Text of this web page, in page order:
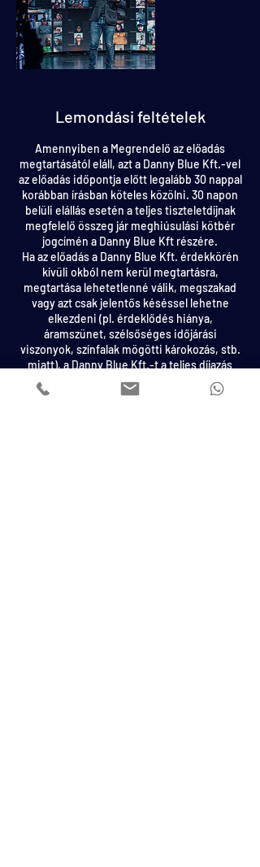
Lemondási feltételek
Amennyiben a Megrendelő az előadás
megtartásától eláll, azt a Danny Blue Kft.-vel
az előadás időpontja előtt legalább 30 nappal
korábban írásban köteles közölni. 30 napon
belüli elállás esetén a teljes tiszteletdíjnak
megfelelő összeg jár meghiúsulási kötbér
jogcímén a Danny Blue Kft részére.
Ha az előadás a Danny Blue Kft. érdekkörén
kívüli okból nem kerül megtartásra,
megtartása lehetetlenné válik, megszakad
vagy azt csak jelentős késéssel lehetne
elkezdeni (pl. érdeklődés hiánya,
áramszünet, szélsőséges időjárási
viszonyok, színfalak mögötti károkozás, stb.
miatt), a Danny Blue Kft.-t a teljes díjazás
ebben az esetben is megilleti.
Bármilyen akaratán kívül eső, előre nem